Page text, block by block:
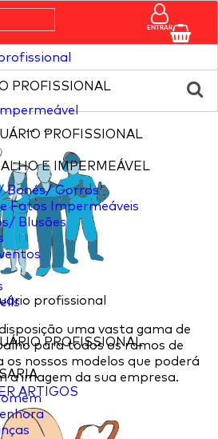
PROFISSIONAL
PROFISSIONAL
E IMPERMEÁVEL
Bonés/ Gorros
Fatos Impermeáveis
Blusões
PROFISSIONAL
ENTRAR
... ...
profissional
uma vasta gama de
para todos os ramos de
os nossos modelos que poderá
a imagem da sua empresa.
ARTIGOS